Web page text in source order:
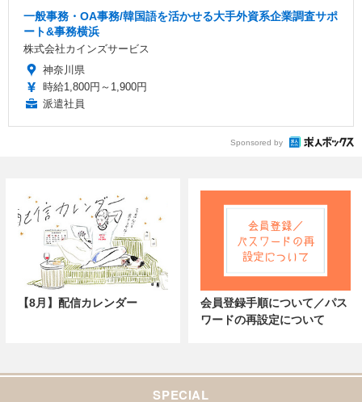
一般事務・OA事務/韓国語を活かせる大手外資系企業調査サポ
ート&事務横浜
株式会社カインズサービス
神奈川県
時給1,800円～1,900円
派遣社員
Sponsored by
【8月】配信カレンダー
会員登録手順について／パス
ワードの再設定について
SPECIAL